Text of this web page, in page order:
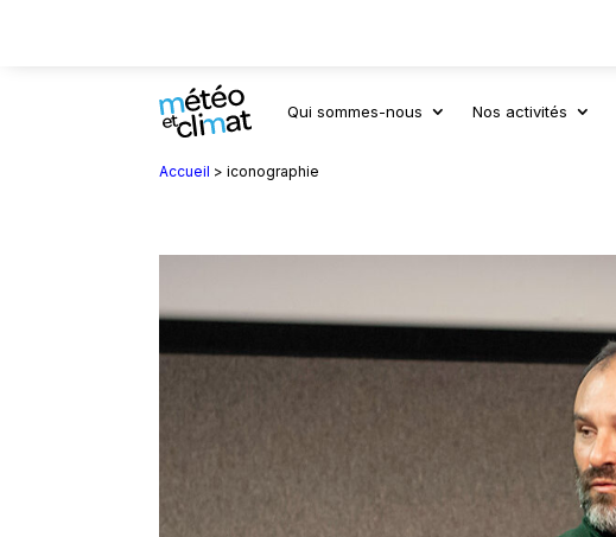
Qui sommes-nous Nos activités
Accueil >iconographie